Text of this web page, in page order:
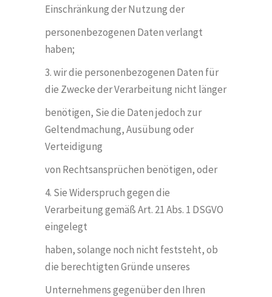
Einschränkung der Nutzung der
personenbezogenen Daten verlangt
haben;
3. wir die personenbezogenen Daten für
die Zwecke der Verarbeitung nicht länger
benötigen, Sie die Daten jedoch zur
Geltendmachung, Ausübung oder
Verteidigung
von Rechtsansprüchen benötigen, oder
4. Sie Widerspruch gegen die
Verarbeitung gemäß Art. 21 Abs. 1 DSGVO
eingelegt
haben, solange noch nicht feststeht, ob
die berechtigten Gründe unseres
Unternehmens gegenüber den Ihren